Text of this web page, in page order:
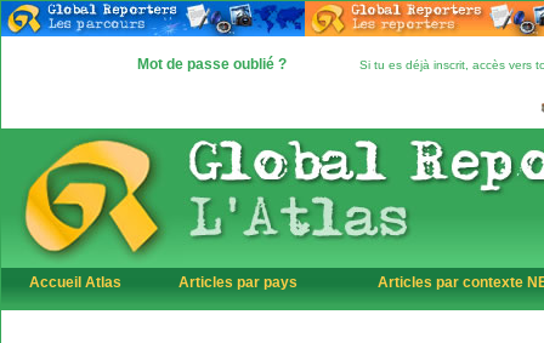
Mot de passe oublié ? Si tu es déjà inscrit, accès vers
Accueil Atlas Articles par pays Articles par contexte